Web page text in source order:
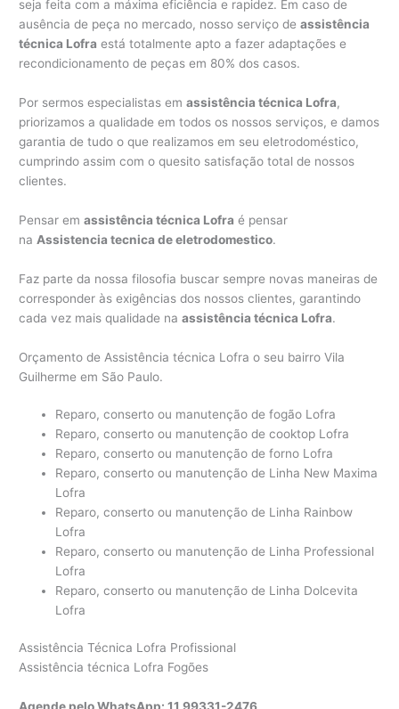
seja feita com a máxima eficiência e rapidez. Em caso de
ausência de peça no mercado, nosso serviço deassistência
técnica Lofra está totalmente apto a fazer adaptações e
recondicionamento de peças em 80% dos casos.
Por sermos especialistas emassistência técnica Lofra,
priorizamos a qualidade em todos os nossos serviços, e damos
garantia de tudo o que realizamos em seu eletrodoméstico,
cumprindo assim com o quesito satisfação total de nossos
clientes.
Pensar emassistência técnica Lofra é pensar
na Assistencia tecnica de eletrodomestico.
Faz parte da nossa filosofia buscar sempre novas maneiras de
corresponder às exigências dos nossos clientes, garantindo
cada vez mais qualidade naassistência técnica Lofra.
Orçamento de Assistência técnica Lofra o seu bairro Vila
Guilherme em São Paulo.
Reparo, conserto ou manutenção de fogão Lofra
Reparo, conserto ou manutenção de cooktop Lofra
Reparo, conserto ou manutenção de forno Lofra
Reparo, conserto ou manutenção de Linha New Maxima
Lofra
Reparo, conserto ou manutenção de Linha Rainbow
Lofra
Reparo, conserto ou manutenção de Linha Professional
Lofra
Reparo, conserto ou manutenção de Linha Dolcevita
Lofra
Assistência Técnica Lofra Profissional
Assistência técnica Lofra Fogões